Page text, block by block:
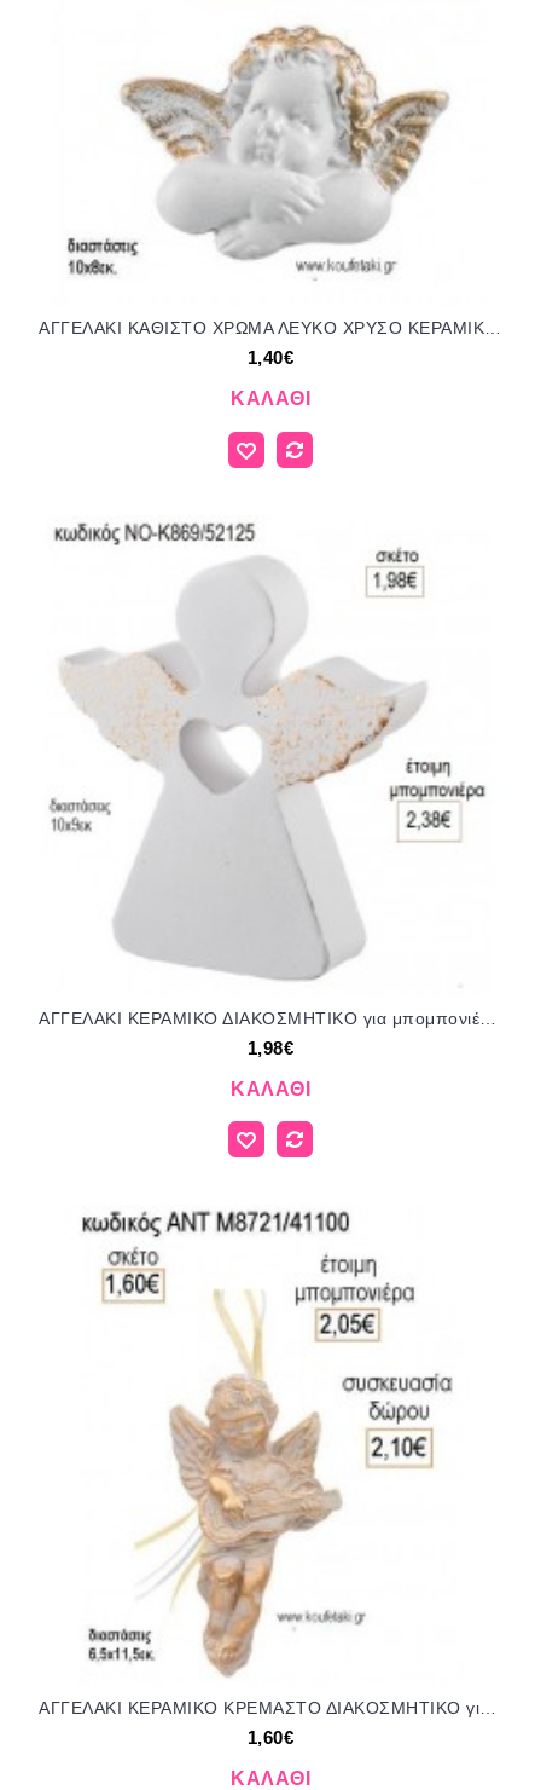
ΑΓΓΕΛΑΚΙ ΚΑΘΙΣΤΟ ΧΡΩΜΑ ΛΕΥΚΟ ΧΡΥΣΟ ΚΕΡΑΜΙΚΟ ΚΡΕΜΑΣΤΟ ΔΙΑΚΟΣΜΗΤΙΚΟ για μπομπονιέρες - δώρα πάρτυ - εορτών - γέννησης - γούρια - φτιάξτο μόνος σου ΑΝΤ-Μ9333/41085 1.40€!!!
1,40€
ΚΑΛΆΘΙ
1,98€
ΚΑΛΆΘΙ
1,60€
ΚΑΛΆΘΙ